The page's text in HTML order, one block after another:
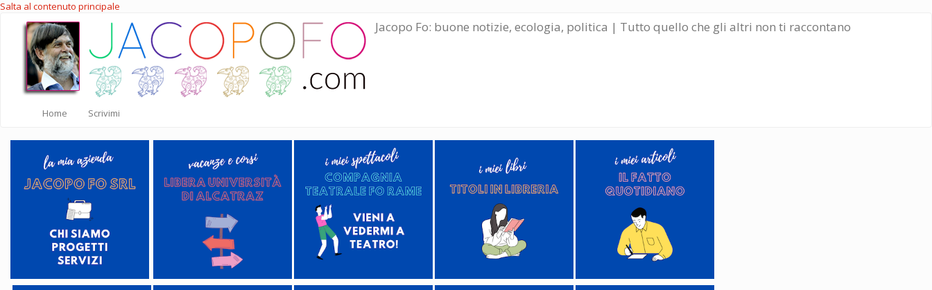
Salta al contenuto principale
Jacopo Fo: buone notizie, ecologia, politica | Tutto quello che gli altri non ti raccontano
Home Scrivimi